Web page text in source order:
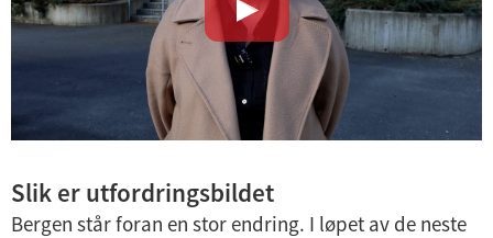
Slik er utfordringsbildet
Bergen står foran en stor endring. I løpet av de neste